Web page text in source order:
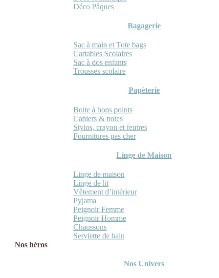
Déco Pâques
Bagagerie
Sac à main et Tote bags
Cartables Scolaires
Sac à dos enfants
Trousses scolaire
Papèterie
Boite à bons points
Cahiers & notes
Stylos, crayon et feutres
Fournitures pas cher
Linge de Maison
Linge de maison
Linge de lit
Vêtement d’intérieur
Pyjama
Peignoir Femme
Peignoir Homme
Chaussons
Serviette de bain
Nos héros
Nos Univers